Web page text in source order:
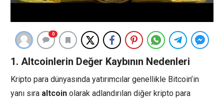
0
1. Altcoinlerin Değer Kaybının Nedenleri
Kripto para dünyasında yatırımcılar genellikle Bitcoin’in
yanı sıra altcoin olarak adlandırılan diğer kripto para